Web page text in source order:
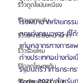
รีวิวดูดไขมันเหนียง
รีวิวยกกระชับ
รีวิวยกกระชับหน้าผาก
รีวิวร้อยไหม
รีวิวลดโหนกแก้ม
โรงพยาบาลศัลยกร
ตกแต่งครบวงจร ที่ไ
แก่บุคลากรทางการแ
ต่างประเทศอย่างต่อ
รัฐมนตรีว่าการกระท